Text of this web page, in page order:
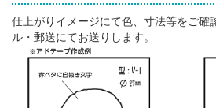
仕上がりイメージにて色、寸法等をご確
ル・郵送にてお送りします。